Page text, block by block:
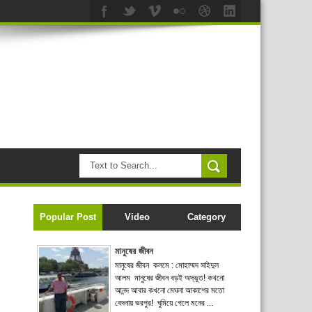
Popular Post Video Category
মানুষের জীবন
মানুষের জীবন কলমে : মোহাম্মদ সহিদুল
আলম মানুষের জীবন বড়ই অদ্ভুত! কখনো
আনন্দ আবার কখনো মেঘলা আকাশের মতো
বেদনায় ভরপুর! ঘুমিয়ে গেলে মনের ...